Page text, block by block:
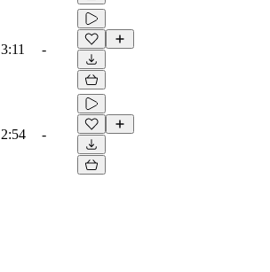
3:11 -
2:54 -